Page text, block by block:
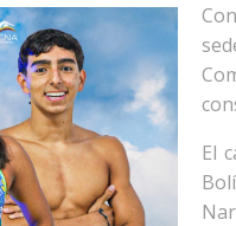
El